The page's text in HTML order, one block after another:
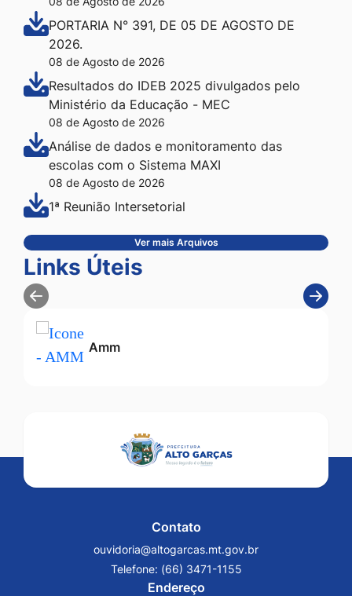
PORTARIA N° 391, DE 05 DE AGOSTO DE
2026.
08 de Agosto de 2026
Resultados do IDEB 2025 divulgados pelo
Ministério da Educação - MEC
08 de Agosto de 2026
Análise de dados e monitoramento das
escolas com o Sistema MAXI
08 de Agosto de 2026
1ª Reunião Intersetorial
Ver mais Arquivos
Seção Links Úteis
Links Úteis
Amm
Contato
ouvidoria@altogarcas.mt.gov.br
Telefone: (66) 3471-1155
Endereço